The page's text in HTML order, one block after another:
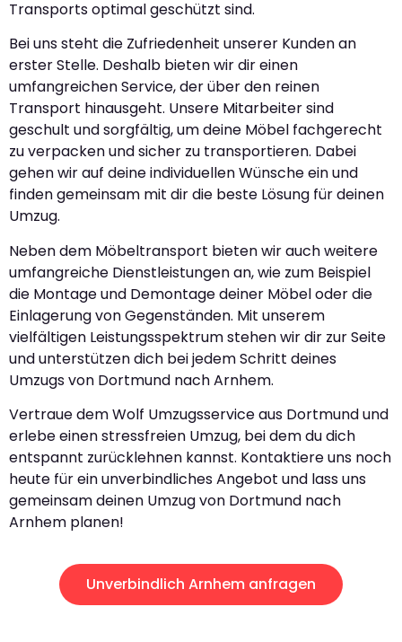
Transports optimal geschützt sind.
Bei uns steht die Zufriedenheit unserer Kunden an
erster Stelle. Deshalb bieten wir dir einen
umfangreichen Service, der über den reinen
Transport hinausgeht. Unsere Mitarbeiter sind
geschult und sorgfältig, um deine Möbel fachgerecht
zu verpacken und sicher zu transportieren. Dabei
gehen wir auf deine individuellen Wünsche ein und
finden gemeinsam mit dir die beste Lösung für deinen
Umzug.
Neben dem Möbeltransport bieten wir auch weitere
umfangreiche Dienstleistungen an, wie zum Beispiel
die Montage und Demontage deiner Möbel oder die
Einlagerung von Gegenständen. Mit unserem
vielfältigen Leistungsspektrum stehen wir dir zur Seite
und unterstützen dich bei jedem Schritt deines
Umzugs von Dortmund nach Arnhem.
Vertraue dem Wolf Umzugsservice aus Dortmund und
erlebe einen stressfreien Umzug, bei dem du dich
entspannt zurücklehnen kannst. Kontaktiere uns noch
heute für ein unverbindliches Angebot und lass uns
gemeinsam deinen Umzug von Dortmund nach
Arnhem planen!
Unverbindlich Arnhem anfragen